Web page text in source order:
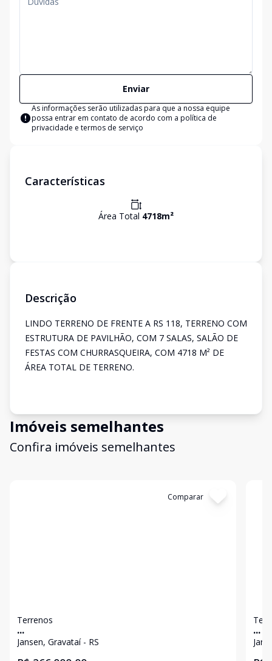
Enviar
As informações serão utilizadas para que a nossa equipe
possa entrar em contato de acordo com a política de
privacidade e termos de serviço
Características
Área Total 4718m²
Descrição
LINDO TERRENO DE FRENTE A RS 118, TERRENO COM
ESTRUTURA DE PAVILHÃO, COM 7 SALAS, SALÃO DE
FESTAS COM CHURRASQUEIRA, COM 4718 M² DE
ÁREA TOTAL DE TERRENO.
Imóveis semelhantes
Confira imóveis semelhantes
Comparar
Terrenos
...
Jansen, Gravataí - RS
...